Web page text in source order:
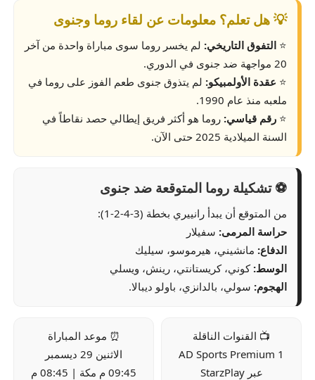
💡 هل تعلم؟ معلومات عن لقاء روما وجنوى
⭐ التفوق التاريخي: لم يخسر روما سوى مباراة واحدة من آخر
20 مواجهة ضد جنوى في الدوري.
⭐ عقدة الأولمبيكو: لم يتذوق جنوى طعم الفوز على روما في
ملعبه منذ عام 1990.
⭐ رقم قياسي: روما هو أكثر فريق إيطالي حصد نقاطاً في
السنة الميلادية 2025 حتى الآن.
⚽ تشكيلة روما المتوقعة ضد جنوى
من المتوقع أن يبدأ رانييري بخطة (3-4-2-1):
حراسة المرمى: سفيلار
الدفاع: مانشيني، هيرموسو، سيليك
الوسط: كوني، كريستانتي، رينش، ويسلي
الهجوم: سولي، بالدانزي، باولو ديبالا.
📺 القنوات الناقلة
AD Sports Premium 1
عبر StarzPlay
⏰ موعد المباراة
الاثنين 29 ديسمبر
09:45 م مكة | 08:45 م